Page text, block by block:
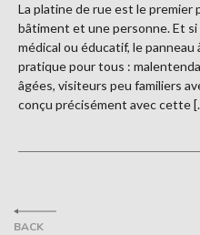
BACK
La platine de rue est le
bâtiment et une personne. Et
médical ou éducatif, le
pratique pour tous :
âgées, visiteurs peu familiers
conçu précisément avec cette